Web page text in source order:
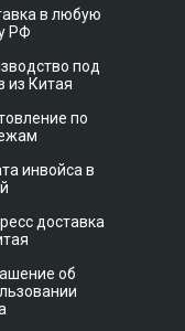
в любую
РФ
под
из Китая
по
инвойса в
доставка
об